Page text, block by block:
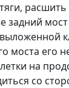
расшить
задний
моста его
на
со